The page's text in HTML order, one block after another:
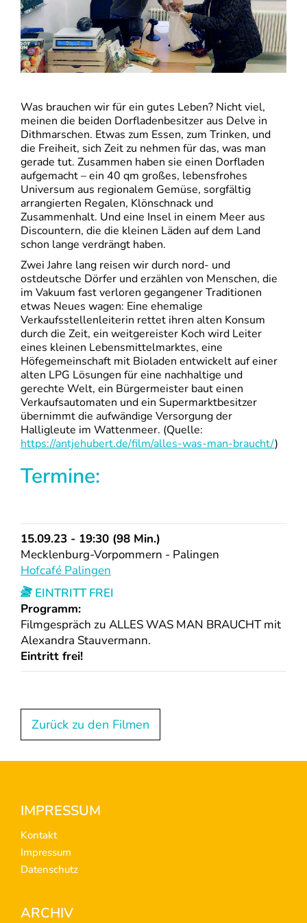
Was brauchen wir für ein gutes Leben? Nicht viel,
meinen die beiden Dorfladenbesitzer aus Delve in
Dithmarschen. Etwas zum Essen, zum Trinken, und
die Freiheit, sich Zeit zu nehmen für das, was man
gerade tut. Zusammen haben sie einen Dorfladen
aufgemacht – ein 40 qm großes, lebensfrohes
Universum aus regionalem Gemüse, sorgfältig
arrangierten Regalen, Klönschnack und
Zusammenhalt. Und eine Insel in einem Meer aus
Discountern, die die kleinen Läden auf dem Land
schon lange verdrängt haben.
Zwei Jahre lang reisen wir durch nord- und
ostdeutsche Dörfer und erzählen von Menschen, die
im Vakuum fast verloren gegangener Traditionen
etwas Neues wagen: Eine ehemalige
Verkaufsstellenleiterin rettet ihren alten Konsum
durch die Zeit, ein weitgereister Koch wird Leiter
eines kleinen Lebensmittelmarktes, eine
Höfegemeinschaft mit Bioladen entwickelt auf einer
alten LPG Lösungen für eine nachhaltige und
gerechte Welt, ein Bürgermeister baut einen
Verkaufsautomaten und ein Supermarktbesitzer
übernimmt die aufwändige Versorgung der
Halligleute im Wattenmeer. (Quelle:
https://antjehubert.de/film/alles-was-man-braucht/)
Termine:
15.09.23 - 19:30 (98 Min.)
Mecklenburg-Vorpommern - Palingen
Hofcafé Palingen
EINTRITT FREI
Programm:
Filmgespräch zu ALLES WAS MAN BRAUCHT mit
Alexandra Stauvermann.
Eintritt frei!
Zurück zu den Filmen
Footer
IMPRESSUM
Kontakt
Impressum
Datenschutz
ARCHIV